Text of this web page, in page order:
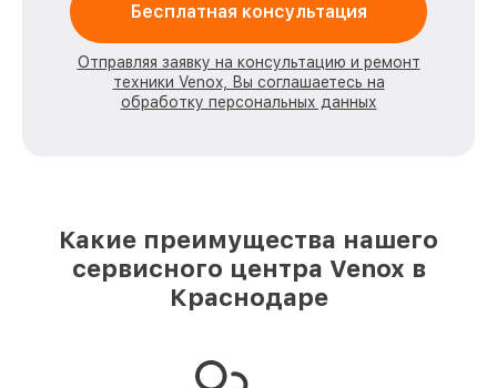
Бесплатная консультация
Отправляя заявку на консультацию и ремонт
техники Venox, Вы соглашаетесь на
обработку персональных данных
Какие преимущества нашего
сервисного центра Venox в
Краснодаре